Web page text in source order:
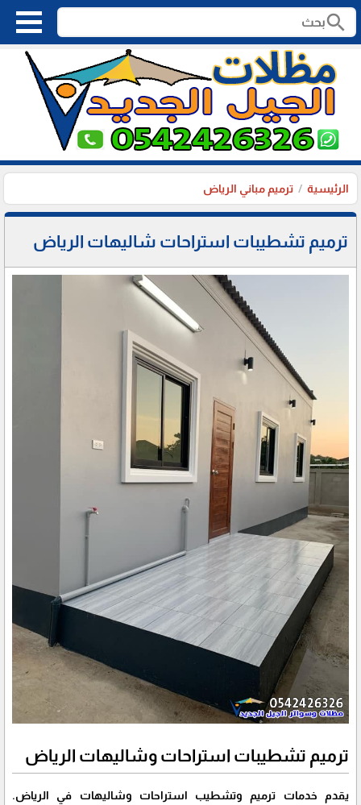
search
الرئيسية ترميم مباني الرياض
ترميم تشطيبات استراحات شاليهات الرياض
ترميم تشطيبات استراحات وشاليهات الرياض
يقدم خدمات ترميم وتشطيب استراحات وشاليهات في الرياض.